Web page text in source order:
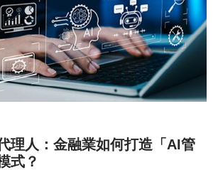
理人：金融業如何打造「AI管
式？